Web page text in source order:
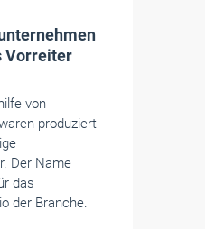
2025
2025 zurück.
einen Umsatz
bewegte sich
Vorjahres.